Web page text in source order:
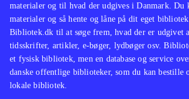
materialer og til hvad der udgives i Danmark. Du
materialer og så hente og låne på dit eget
Bibliotek.dk til at søge frem, hvad der er udgivet
tidsskrifter, artikler, e-bøger, lydbøger osv.
et fysisk bibliotek, men en database og service
danske offentlige biblioteker, som du kan bestille
lokale bibliotek.